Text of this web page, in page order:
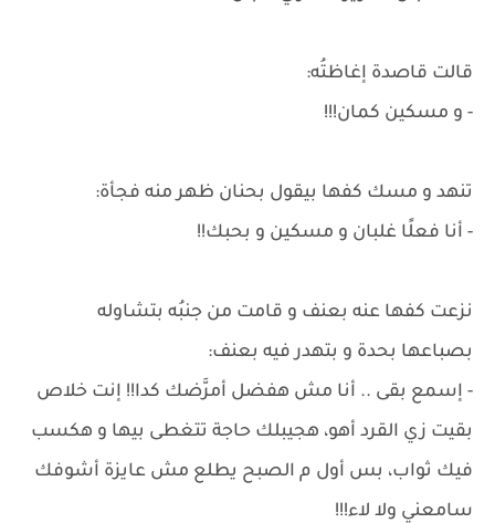
قالت قاصدة إغاظتُه:
- و مسكين كمان!!!
تنهد و مسك كفها بيقول بحنان ظهر منه فجأة:
- أنا فعلًا غلبان و مسكين و بحبك!!
نزعت كفها عنه بعنف و قامت من جنبُه بتشاوله
بصباعها بحدة و بتهدر فيه بعنف:
- إسمع بقى .. أنا مش هفضل أمرَّضك كدا!! إنت خلاص
بقيت زي القرد أهو، هجيبلك حاجة تتغطى بيها و هكسب
فيك ثواب، بس أول م الصبح يطلع مش عايزة أشوفك
سامعني ولا لاء!!!